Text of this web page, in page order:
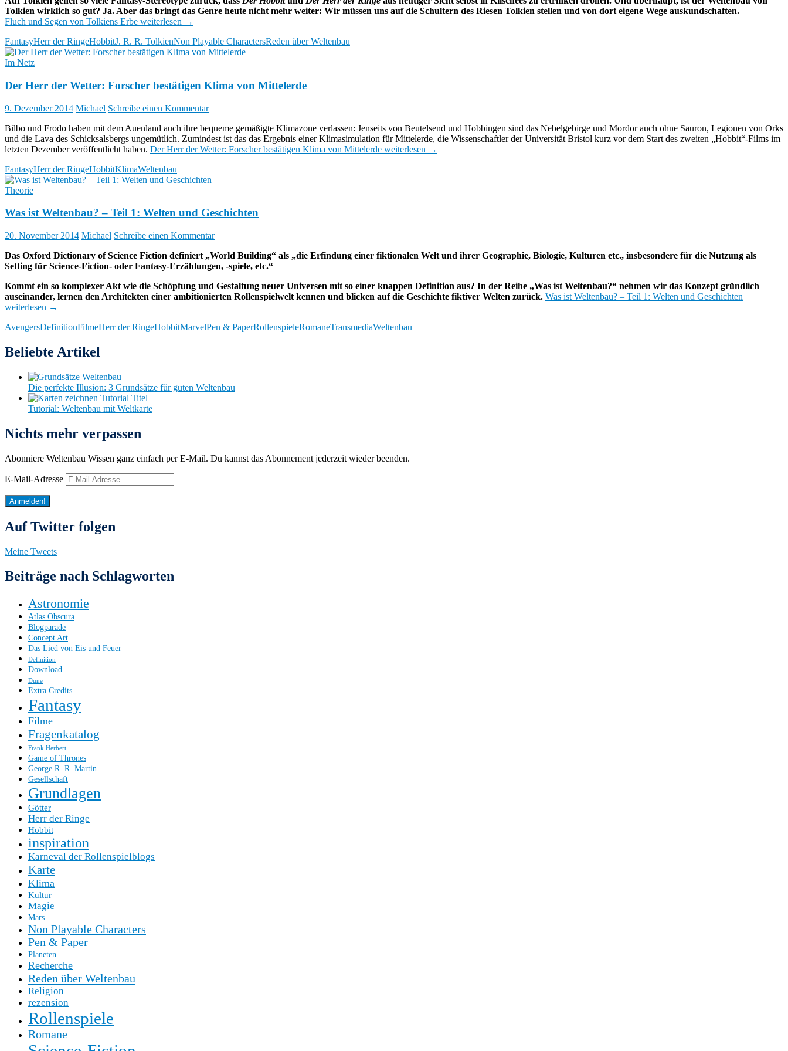
Tolkien wirklich so gut? Ja. Aber das bringt das Genre heute nicht mehr weiter: Wir müssen uns auf die Schultern des Riesen Tolkien stellen und von dort eigene Wege auskundschaften.
Fluch und Segen von Tolkiens Erbe weiterlesen →
FantasyHerr der RingeHobbitJ. R. R. TolkienNon Playable CharactersReden über Weltenbau
Im Netz
Der Herr der Wetter: Forscher bestätigen Klima von Mittelerde
9. Dezember 2014 Michael Schreibe einen Kommentar
Bilbo und Frodo haben mit dem Auenland auch ihre bequeme gemäßigte Klimazone verlassen: Jenseits von Beutelsend und Hobbingen sind das Nebelgebirge und Mordor auch ohne Sauron, Legionen von Orks
und die Lava des Schicksalsbergs ungemütlich. Zumindest ist das das Ergebnis einer Klimasimulation für Mittelerde, die Wissenschaftler der Universität Bristol kurz vor dem Start des zweiten „Hobbit“-Films im
letzten Dezember veröffentlicht haben. Der Herr der Wetter: Forscher bestätigen Klima von Mittelerde weiterlesen →
FantasyHerr der RingeHobbitKlimaWeltenbau
Theorie
Was ist Weltenbau? – Teil 1: Welten und Geschichten
20. November 2014 Michael Schreibe einen Kommentar
Das Oxford Dictionary of Science Fiction definiert „World Building“ als „die Erfindung einer fiktionalen Welt und ihrer Geographie, Biologie, Kulturen etc., insbesondere für die Nutzung als
Setting für Science-Fiction- oder Fantasy-Erzählungen, -spiele, etc.“
Kommt ein so komplexer Akt wie die Schöpfung und Gestaltung neuer Universen mit so einer knappen Definition aus? In der Reihe „Was ist Weltenbau?“ nehmen wir das Konzept gründlich
auseinander, lernen den Architekten einer ambitionierten Rollenspielwelt kennen und blicken auf die Geschichte fiktiver Welten zurück. Was ist Weltenbau? – Teil 1: Welten und Geschichten
weiterlesen →
AvengersDefinitionFilmeHerr der RingeHobbitMarvelPen & PaperRollenspieleRomaneTransmediaWeltenbau
Beliebte Artikel
Die perfekte Illusion: 3 Grundsätze für guten Weltenbau
Tutorial: Weltenbau mit Weltkarte
Nichts mehr verpassen
Abonniere Weltenbau Wissen ganz einfach per E-Mail. Du kannst das Abonnement jederzeit wieder beenden.
E-Mail-Adresse
Anmelden!
Auf Twitter folgen
Meine Tweets
Beiträge nach Schlagworten
Astronomie
Atlas Obscura
Blogparade
Concept Art
Das Lied von Eis und Feuer
Definition
Download
Dune
Extra Credits
Fantasy
Filme
Fragenkatalog
Frank Herbert
Game of Thrones
George R. R. Martin
Gesellschaft
Grundlagen
Götter
Herr der Ringe
Hobbit
inspiration
Karneval der Rollenspielblogs
Karte
Klima
Kultur
Magie
Mars
Non Playable Characters
Pen & Paper
Planeten
Recherche
Reden über Weltenbau
Religion
rezension
Rollenspiele
Romane